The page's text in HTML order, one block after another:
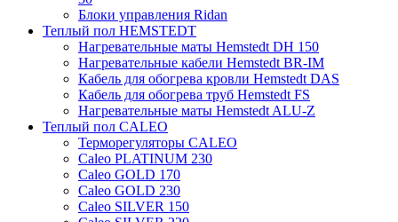
Блоки управления Ridan
Теплый пол HEMSTEDT
Нагревательные маты Hemstedt DH 150
Нагревательные кабели Hemstedt BR-IM
Кабель для обогрева кровли Hemstedt DAS
Кабель для обогрева труб Hemstedt FS
Нагревательные маты Hemstedt ALU-Z
Теплый пол CALEO
Терморегуляторы CALEO
Caleo PLATINUM 230
Caleo GOLD 170
Caleo GOLD 230
Caleo SILVER 150